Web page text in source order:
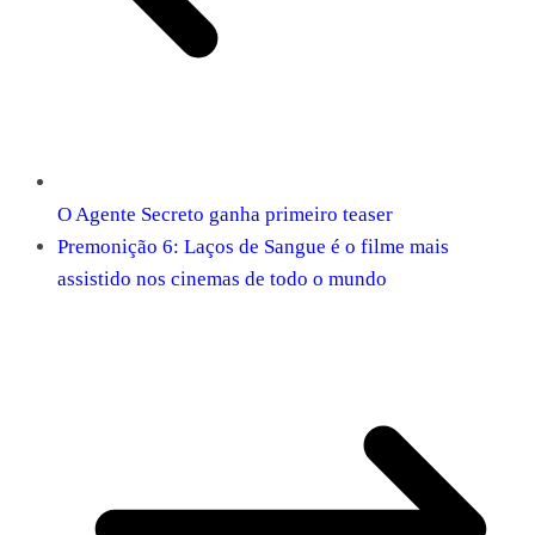
O Agente Secreto ganha primeiro teaser
Premonição 6: Laços de Sangue é o filme mais
assistido nos cinemas de todo o mundo